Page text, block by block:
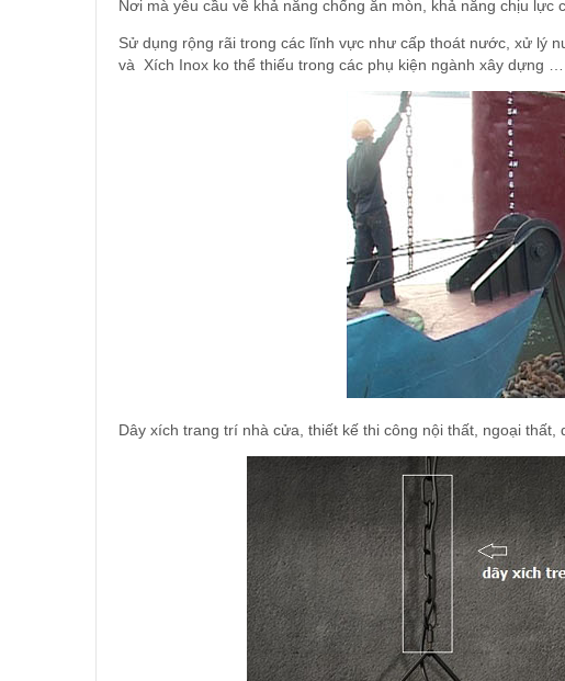
Nơi mà yêu cầu về khả năng chống ăn mòn, khả năng chịu lực
Sử dụng rộng rãi trong các lĩnh vực như cấp thoát nước, xử lý
và Xích Inox ko thể thiếu trong các phụ kiện ngành xây dựng …
Dây xích trang trí nhà cửa, thiết kế thi công nội thất, ngoại thất,